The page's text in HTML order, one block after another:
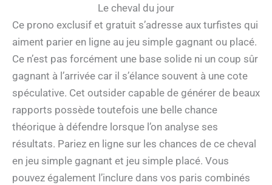
Le cheval du jour
Ce prono exclusif et gratuit s’adresse aux turfistes qui
aiment parier en ligne au jeu simple gagnant ou placé.
Ce n’est pas forcément une base solide ni un coup sûr
gagnant à l’arrivée car il s’élance souvent à une cote
spéculative. Cet outsider capable de générer de beaux
rapports possède toutefois une belle chance
théorique à défendre lorsque l’on analyse ses
résultats. Pariez en ligne sur les chances de ce cheval
en jeu simple gagnant et jeu simple placé. Vous
pouvez également l’inclure dans vos paris combinés